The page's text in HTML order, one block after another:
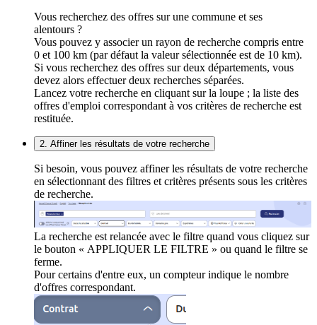
Vous recherchez des offres sur une commune et ses
alentours ?
Vous pouvez y associer un rayon de recherche compris entre
0 et 100 km (par défaut la valeur sélectionnée est de 10 km).
Si vous recherchez des offres sur deux départements, vous
devez alors effectuer deux recherches séparées.
Lancez votre recherche en cliquant sur la loupe ; la liste des
offres d'emploi correspondant à vos critères de recherche est
restituée.
2. Affiner les résultats de votre recherche
Si besoin, vous pouvez affiner les résultats de votre recherche
en sélectionnant des filtres et critères présents sous les critères
de recherche.
La recherche est relancée avec le filtre quand vous cliquez sur
le bouton « APPLIQUER LE FILTRE » ou quand le filtre se
ferme.
Pour certains d'entre eux, un compteur indique le nombre
d'offres correspondant.